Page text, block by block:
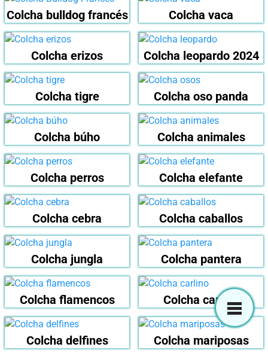
Colcha bulldog francés Colcha vaca
Colcha erizos Colcha leopardo 2024
Colcha tigre Colcha oso panda
Colcha búho Colcha animales
Colcha perros Colcha elefante
Colcha cebra Colcha caballos
Colcha jungla Colcha pantera
Colcha flamencos Colcha carlino
Colcha delfines Colcha mariposas